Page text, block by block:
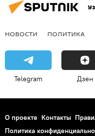
НОВОСТИ ПОЛИТИКА
Telegram Дзен
О проекте Контакты
Политика